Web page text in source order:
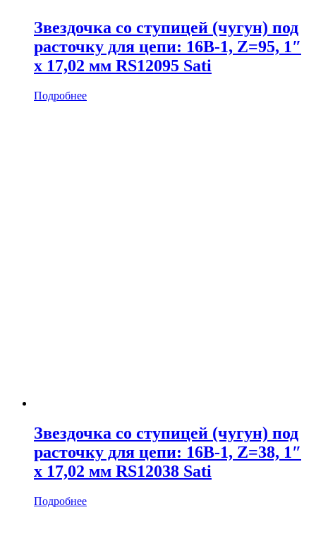
Звездочка со ступицей (чугун) под
расточку для цепи: 16B-1, Z=95, 1″
x 17,02 мм RS12095 Sati
Подробнее
Звездочка со ступицей (чугун) под
расточку для цепи: 16B-1, Z=38, 1″
x 17,02 мм RS12038 Sati
Подробнее